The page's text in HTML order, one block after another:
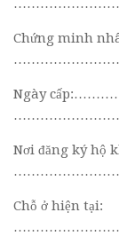
Chứng minh
Ngày
Nơi đăng ký hộ
Chỗ ở hiện tại: